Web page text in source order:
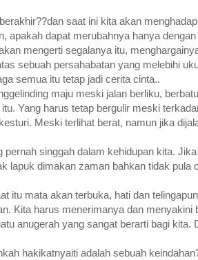
saat ini kita akan
apakah dapat merubahnya hanya
mengerti segalanya itu,
sebuah persahabatan yang melebihi
semua itu tetap jadi cerita cinta..
maju meski jalan berliku,
Yang harus tetap bergulir meski
Meski terlihat berat, namun jika
singgah dalam kehidupan kita.
lapuk dimakan zaman bahkan tidak pula
itu mata akan terbuka, hati dan
Kita harus menerimanya dan menyakini
anugerah yang sangat berarti bagi kita.
hakikatnyaiti adalah sebuah